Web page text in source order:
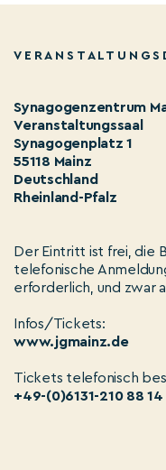
Synagogenzentrum
Veranstaltungssaal
Synagogenplatz 1
55118 Mainz
Deutschland
Rheinland-Pfalz
Der Eintritt ist frei, die
telefonische
erforderlich, und zwar
Infos/Tickets:
www.jgmainz.de
Tickets telefonisch
+49-(0)6131-210 88 14